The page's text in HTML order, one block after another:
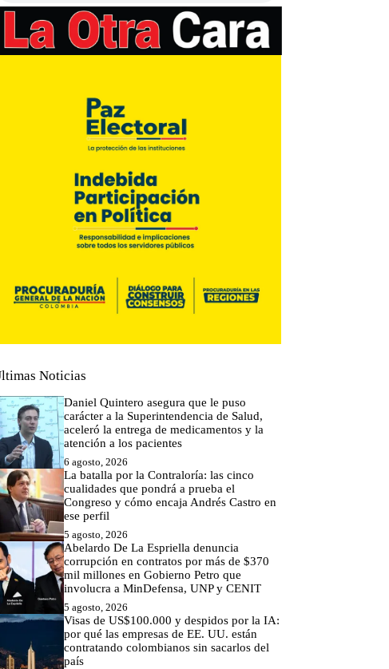
Noticias
Daniel Quintero asegura que le puso
carácter a la Superintendencia de Salud,
aceleró la entrega de medicamentos y la
atención a los pacientes
6 agosto, 2026
La batalla por la Contraloría: las cinco
cualidades que pondrá a prueba el
Congreso y cómo encaja Andrés Castro en
ese perfil
5 agosto, 2026
Abelardo De La Espriella denuncia
corrupción en contratos por más de $370
mil millones en Gobierno Petro que
involucra a MinDefensa, UNP y CENIT
5 agosto, 2026
Visas de US$100.000 y despidos por la IA:
por qué las empresas de EE. UU. están
contratando colombianos sin sacarlos del
país